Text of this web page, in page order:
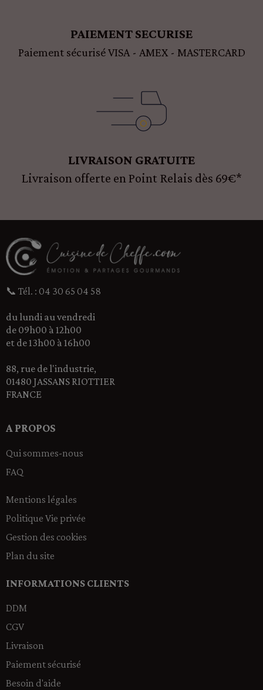
PAIEMENT SECURISE
Paiement sécurisé VISA - AMEX - MASTERCARD
LIVRAISON GRATUITE
Livraison offerte en Point Relais dès 69€*
📞 Tél. : 04 30 65 04 58
du lundi au vendredi
de 09h00 à 12h00
et de 13h00 à 16h00
88, rue de l'industrie,
01480 JASSANS RIOTTIER
FRANCE
A PROPOS
Qui sommes-nous
FAQ
Mentions légales
Politique Vie privée
Gestion des cookies
Plan du site
INFORMATIONS CLIENTS
DDM
CGV
Livraison
Paiement sécurisé
Besoin d'aide